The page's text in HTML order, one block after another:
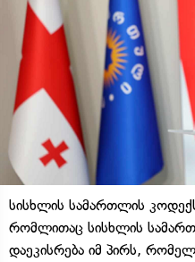
სისხლის სამართლის
რომლითაც სისხლის
დაეკისრება იმ პირს,